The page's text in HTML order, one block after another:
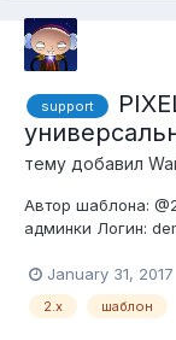
support
тему добавил
Автор шаблона:
админки Логин:
под 2.1 Cписок
в шаблоне)...
January 31, 2017
2.x шаблон